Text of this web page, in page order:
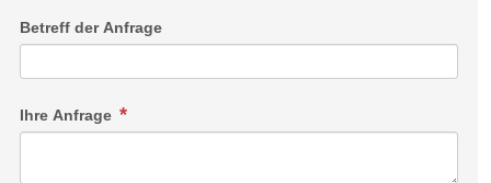
Betreff der Anfrage
Ihre Anfrage